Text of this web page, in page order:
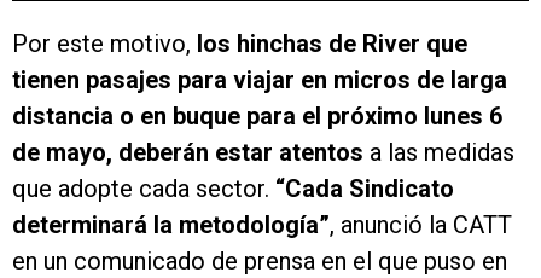
Por este motivo, los hinchas de River que
tienen pasajes para viajar en micros de larga
distancia o en buque para el próximo lunes 6
de mayo, deberán estar atentos a las medidas
que adopte cada sector. “Cada Sindicato
determinará la metodología”, anunció la CATT
en un comunicado de prensa en el que puso en